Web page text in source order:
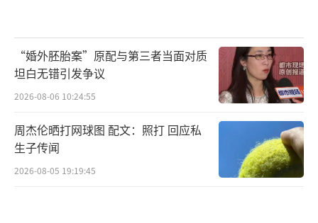
“婚外胚胎案”原配与第三者当面对质
坦白无错引发争议
2026-08-06 10:24:55
周杰伦晒打网球图 配文：照打 回应私
生子传闻
2026-08-05 19:19:45